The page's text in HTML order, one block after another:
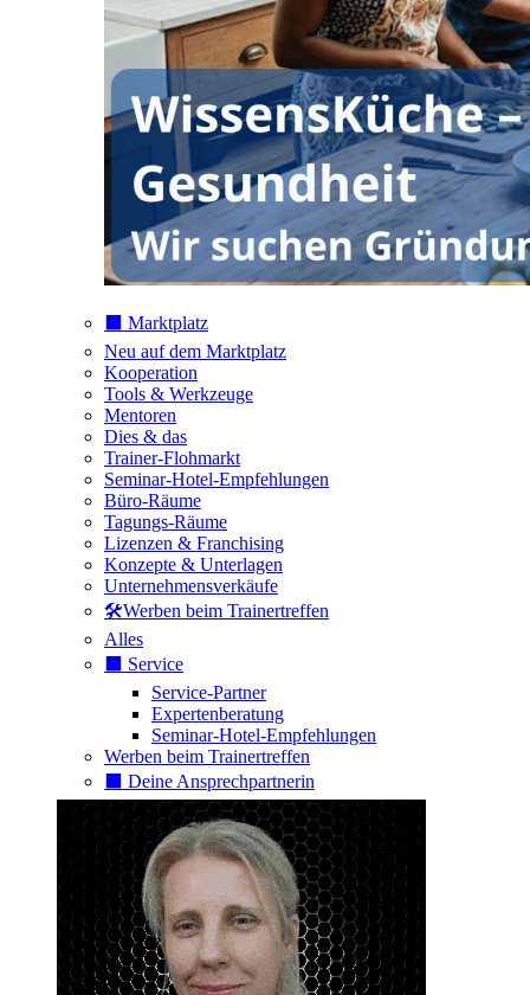
⬛️ Marktplatz
Neu auf dem Marktplatz
Kooperation
Tools & Werkzeuge
Mentoren
Dies & das
Trainer-Flohmarkt
Seminar-Hotel-Empfehlungen
Büro-Räume
Tagungs-Räume
Lizenzen & Franchising
Konzepte & Unterlagen
Unternehmensverkäufe
🛠️Werben beim Trainertreffen
Alles
⬛️ Service
Service-Partner
Expertenberatung
Seminar-Hotel-Empfehlungen
Werben beim Trainertreffen
⬛️ Deine Ansprechpartnerin